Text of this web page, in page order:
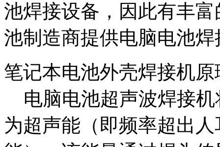
池焊接设备，因此有丰
池制造商提供电脑电池
笔记本电池外壳焊接机原
电脑电池超声波焊接机
为超声能（即频率超出